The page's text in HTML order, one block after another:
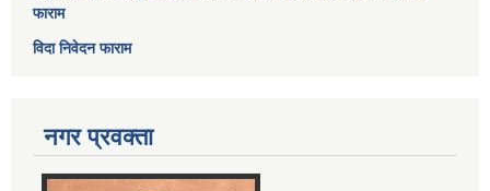
फाराम
विदा निवेदन फाराम
नगर प्रवक्ता